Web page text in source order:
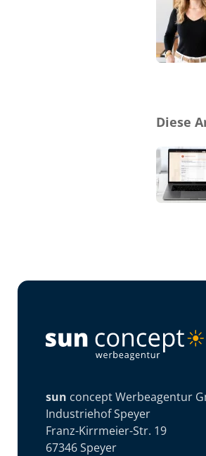
Diese
sun concept Werbeagentur
Industriehof Speyer
Franz-Kirrmeier-Str. 19
67346 Speyer